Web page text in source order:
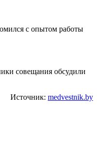
с опытом работы
совещания обсудили
Источник: medvestnik.by